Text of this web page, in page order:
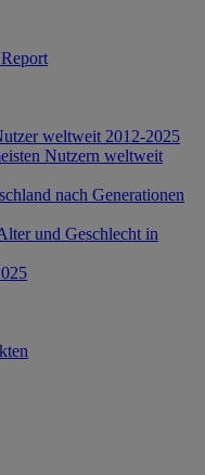
weltweit 2012-2025
Nutzern weltweit
nach Generationen
und Geschlecht in